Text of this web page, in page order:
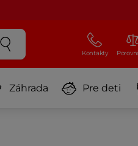
Kontakty
Záhrada Pre deti